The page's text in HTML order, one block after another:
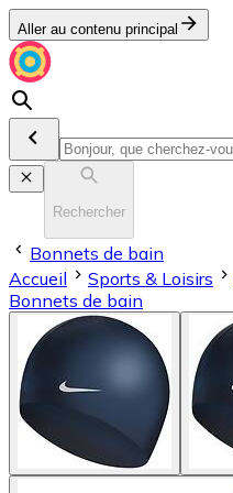
Aller au contenu principal
Rechercher
Bonnets de bain
Accueil
Sports & Loisirs
Bonnets de bain